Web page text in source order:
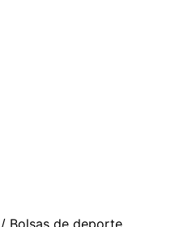
/ Bolsas de deporte